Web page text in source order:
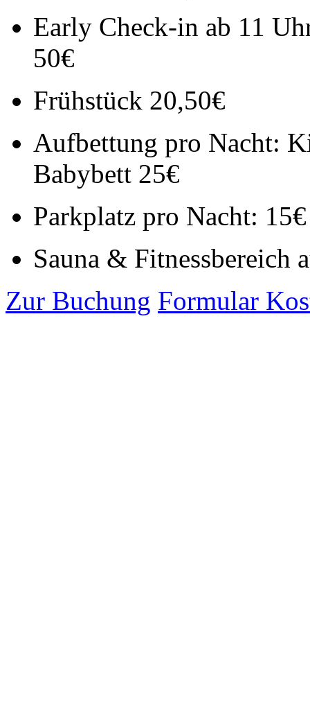
Early Check-in ab 11
50€
Frühstück 20,50€
Aufbettung pro Nacht:
Babybett 25€
Parkplatz pro Nacht:
Sauna & Fitnessbereich
Zur Buchung Formular